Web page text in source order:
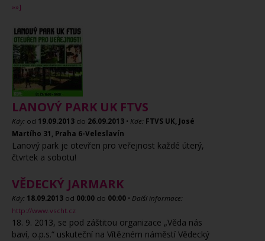
»»]
LANOVÝ PARK UK FTVS
Kdy: od 19.09.2013 do 26.09.2013 • Kde: FTVS UK, José
Martího 31, Praha 6-Veleslavín
Lanový park je otevřen pro veřejnost každé úterý,
čtvrtek a sobotu!
VĚDECKÝ JARMARK
Kdy: 18.09.2013 od 00:00 do 00:00 • Další informace:
http://www.vscht.cz
18. 9. 2013, se pod záštitou organizace „Věda nás
baví, o.p.s.“ uskuteční na Vítězném náměstí Vědecký